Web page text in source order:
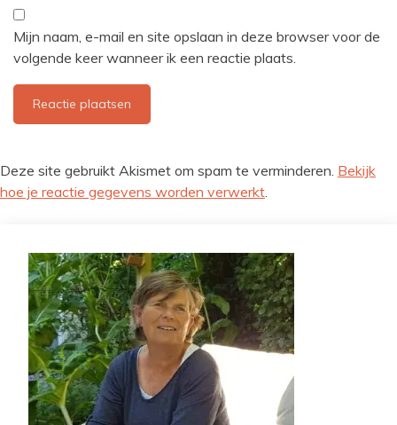
Mijn naam, e-mail en site opslaan in deze browser voor de
volgende keer wanneer ik een reactie plaats.
Deze site gebruikt Akismet om spam te verminderen. Bekijk
hoe je reactie gegevens worden verwerkt